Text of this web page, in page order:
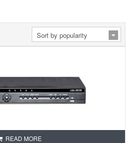
READ MORE